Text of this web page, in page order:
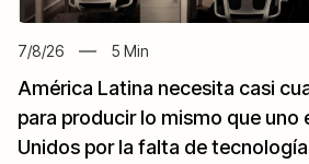
7/8/26 5 Min
América Latina necesita casi
para producir lo mismo que uno
Unidos por la falta de